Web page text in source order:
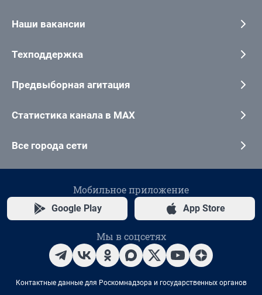
Наши вакансии
Техподдержка
Предвыборная агитация
Статистика канала в MAX
Все города сети
Мобильное приложение
Google Play App Store
Мы в соцсетях
Контактные данные для Роскомнадзора и государственных органов